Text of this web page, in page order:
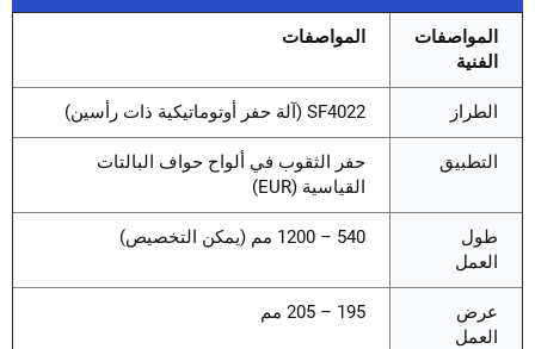
المواصفات
الفنية
المواصفات
الطراز SF4022 (آلة حفر أوتوماتيكية ذات رأسين)
التطبيق
حفر الثقوب في ألواح حواف البالتات
القياسية (EUR)
طول
العمل
عرض
العمل